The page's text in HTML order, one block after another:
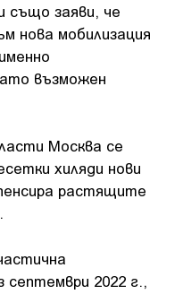
също заяви, че
нова мобилизация
възможен
Москва се
хиляди нови
растящите
септември 2022 г.,